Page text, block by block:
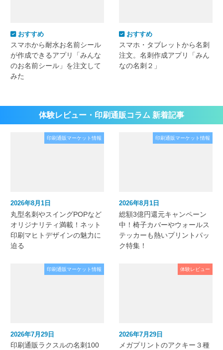
おすすめ
スマホから耐水お名前シール
が作成できるアプリ「みんな
のお名前シール」を注文して
みた
おすすめ
スマホ・タブレットから名刺
注文。名刺作成アプリ「みん
なの名刺２」
体験レビュー・印刷通販コラム 新着記事
印刷通販マーケット情報
2026年8月1日
丸型名刺やスイングPOPなど
オリジナリティ満載！ネット
印刷マヒトデザインの魅力に
迫る
印刷通販マーケット情報
2026年8月1日
総額3億円還元キャンペーン
中！椅子カバーやウォールス
テッカーも熱いプリントパッ
ク特集！
印刷通販マーケット情報
2026年7月29日
印刷通販ラクスルの名刺100
体験レビュー
2026年7月29日
メガプリントのアクキー３種